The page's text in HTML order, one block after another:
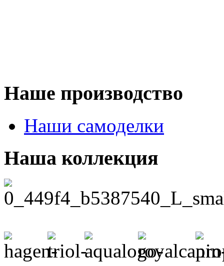
Наше производство
Наши самоделки
Наша коллекция